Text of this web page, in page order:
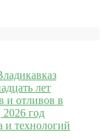
лет
и отливов в
год
и технологий